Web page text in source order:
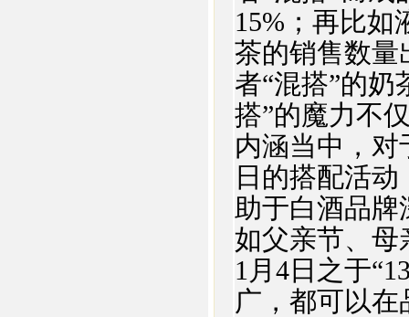
15%；再比如
茶的销售数量
者“混搭”的奶
搭”的魔力不
内涵当中，
日的搭配活
助于白酒品牌
如父亲节、母
1月4日之于
广，都可以